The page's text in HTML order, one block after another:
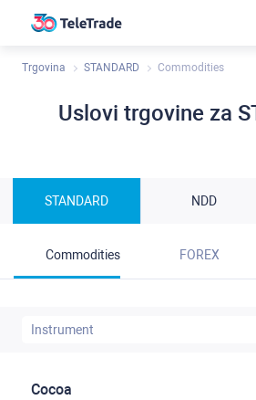
Trgovina STANDARD Commodities
Uslovi trgovine za
STANDARD NDD
Commodities FOREX
Cocoa